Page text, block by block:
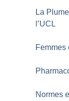
La
l’UCL
Femmes
Normes